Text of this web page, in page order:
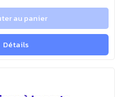
au panier
Détails